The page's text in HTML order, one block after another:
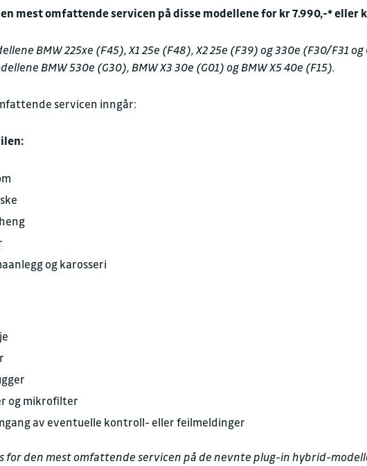
mest omfattende servicen på disse modellene for kr 7.990,-* eller
BMW 225xe (F45), X1 25e (F48), X2 25e (F39) og 330e (F30/F31 og
BMW 530e (G30), BMW X3 30e (G01) og BMW X5 40e (F15).
servicen inngår:
og karosseri
og mikrofilter
av eventuelle kontroll- eller feilmeldinger
for den mest omfattende servicen på de nevnte plug-in hybrid-